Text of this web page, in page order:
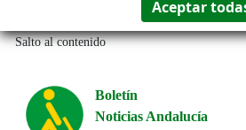
Salto al contenido
Boletín
Noticias Andalucía